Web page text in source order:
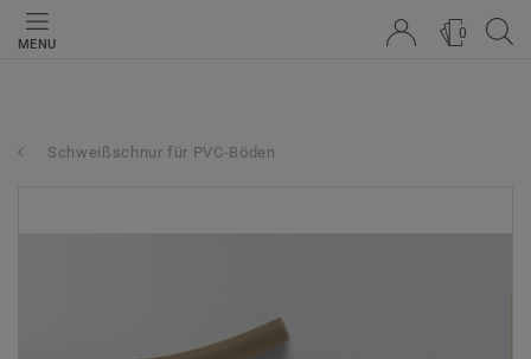
MENU
0
Schweißschnur für PVC-Böden